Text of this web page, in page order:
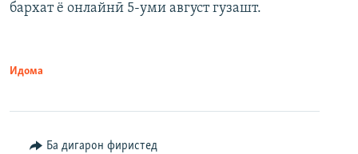
бархат ё онлайнӣ 5-уми август гузашт.
Идома
Ба дигарон фиристед